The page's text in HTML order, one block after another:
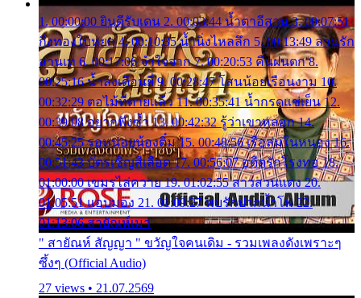
1. 00:00:00 ยินดีรับเดน 2. 00:03:44 น้ำตาอีสาน 3. 00:07:51
กิ่งทองใบหยก 4. 00:10:35 น้ำนิ่งไหลลึก 5. 00:13:49 ลานรัก
ลานเท 6. 00:17:06 จำใจจาก 7. 00:20:53 คืนฝนตก 8.
00:25:16 น้ำลงเดือนยี่ 9. 00:28:47 โสนน้อยเรือนงาม 10.
00:32:29 ตอไม้ที่ตายแล้ว 11. 00:35:41 น้ำกรดแช่เย็น 12.
00:39:08 อยากฟังซ้ำ 13. 00:42:32 รู้ว่าเขาหลอก 14.
00:45:25 รอหน่อยน้องติ๋ม 15. 00:48:56 เรือล่มในหนอง 16.
00:51:43 บัตรเชิญสีเลือด 17. 00:56:07 อดีตรักโรงทอ 18.
01:00:00 เขมรไล่ควาย 19. 01:02:55 สาวสวนแตง 20.
01:05:51 แอบมอง 21. 01:09:27 พบรักปากน้ำโพ 22.
01:13:06 สายัณห์เมา
" สายัณห์ สัญญา " ขวัญใจคนเดิม - รวมเพลงดังเพราะๆ
ซึ้งๆ (Official Audio)
27 views • 21.07.2569